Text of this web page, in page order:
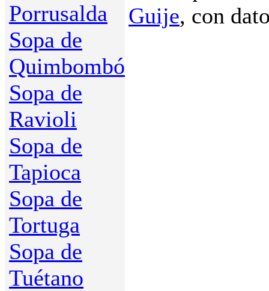
Porrusalda
Sopa de
Quimbombó
Sopa de
Ravioli
Sopa de
Tapioca
Sopa de
Tortuga
Sopa de
Tuétano
Guije, con